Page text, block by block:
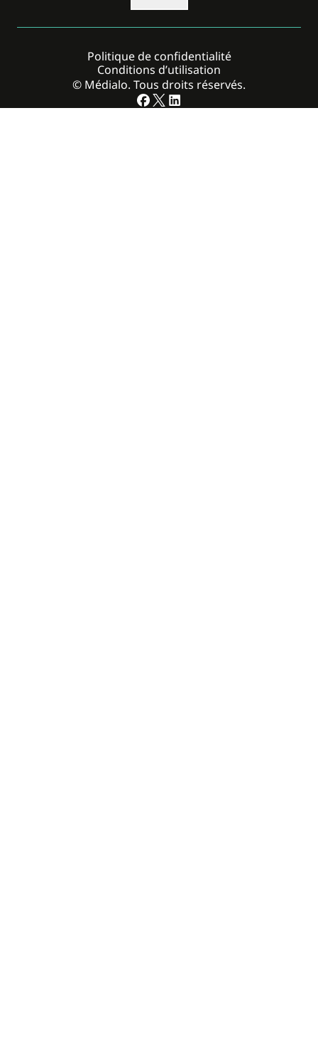
© Médialo. Tous droits réservés.
Politique de confidentialité
Conditions d’utilisation